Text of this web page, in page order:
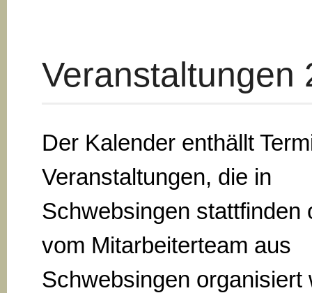
Veranstaltungen
Der Kalender enthällt
Veranstaltungen, die in
Schwebsingen stattfinden
vom Mitarbeiterteam aus
Schwebsingen organisiert